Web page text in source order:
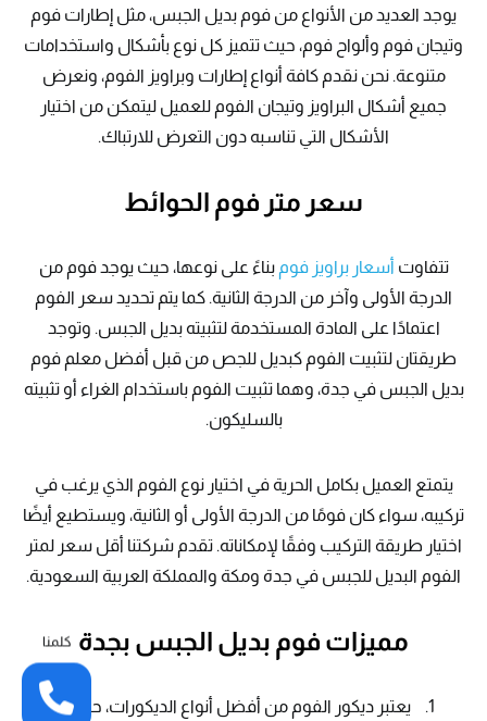
يوجد العديد من الأنواع من فوم بديل الجبس، مثل إطارات فوم
وتيجان فوم وألواح فوم، حيث تتميز كل نوع بأشكال واستخدامات
متنوعة. نحن نقدم كافة أنواع إطارات وبراويز الفوم، ونعرض
جميع أشكال البراويز وتيجان الفوم للعميل ليتمكن من اختيار
الأشكال التي تناسبه دون التعرض للارتباك.
سعر متر فوم الحوائط
تتفاوت أسعار براويز فوم بناءً على نوعها، حيث يوجد فوم من
الدرجة الأولى وآخر من الدرجة الثانية. كما يتم تحديد سعر الفوم
اعتمادًا على المادة المستخدمة لتثبيته بديل الجبس. وتوجد
طريقتان لتثبيت الفوم كبديل للجص من قبل أفضل معلم فوم
بديل الجبس في جدة، وهما تثبيت الفوم باستخدام الغراء أو تثبيته
بالسليكون.
يتمتع العميل بكامل الحرية في اختيار نوع الفوم الذي يرغب في
تركيبه، سواء كان فومًا من الدرجة الأولى أو الثانية، ويستطيع أيضًا
اختيار طريقة التركيب وفقًا لإمكاناته. تقدم شركتنا أقل سعر لمتر
الفوم البديل للجبس في جدة ومكة والمملكة العربية السعودية.
مميزات فوم بديل الجبس بجدة
يعتبر ديكور الفوم من أفضل أنواع الديكورات، حيث يتميز
كلمنا